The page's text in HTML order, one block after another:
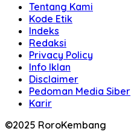
Tentang Kami
Kode Etik
Indeks
Redaksi
Privacy Policy
Info Iklan
Disclaimer
Pedoman Media Siber
Karir
©2025 RoroKembang